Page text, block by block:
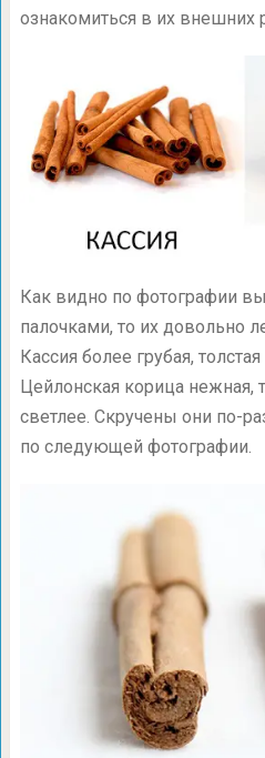
ознакомиться в их внешних
Как видно по фотографии
палочками, то их довольно
Кассия более грубая,
Цейлонская корица нежная,
светлее. Скручены они по-
по следующей фотографии.